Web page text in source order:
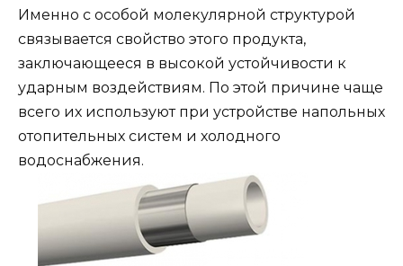
Именно с особой молекулярной структурой
связывается свойство этого продукта,
заключающееся в высокой устойчивости к
ударным воздействиям. По этой причине чаще
всего их используют при устройстве напольных
отопительных систем и холодного
водоснабжения.